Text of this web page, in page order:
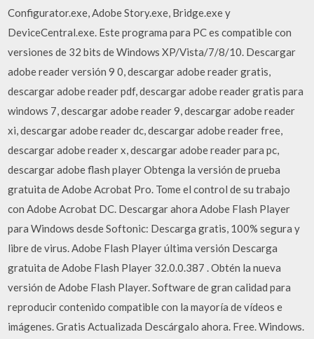
Configurator.exe, Adobe Story.exe, Bridge.exe y
DeviceCentral.exe. Este programa para PC es compatible con
versiones de 32 bits de Windows XP/Vista/7/8/10. Descargar
adobe reader versión 9 0, descargar adobe reader gratis,
descargar adobe reader pdf, descargar adobe reader gratis para
windows 7, descargar adobe reader 9, descargar adobe reader
xi, descargar adobe reader dc, descargar adobe reader free,
descargar adobe reader x, descargar adobe reader para pc,
descargar adobe flash player Obtenga la versión de prueba
gratuita de Adobe Acrobat Pro. Tome el control de su trabajo
con Adobe Acrobat DC. Descargar ahora Adobe Flash Player
para Windows desde Softonic: Descarga gratis, 100% segura y
libre de virus. Adobe Flash Player última versión Descarga
gratuita de Adobe Flash Player 32.0.0.387 . Obtén la nueva
versión de Adobe Flash Player. Software de gran calidad para
reproducir contenido compatible con la mayoría de vídeos e
imágenes. Gratis Actualizada Descárgalo ahora. Free. Windows.